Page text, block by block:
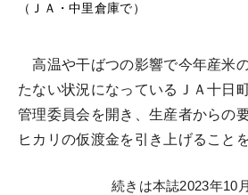
（ＪＡ・中里倉庫で）
高温や干ばつの影響で今年産米
たない状況になっているＪＡ十日
管理委員会を開き、生産者からの
ヒカリの仮渡金を引き上げること
続きは本誌2023年10